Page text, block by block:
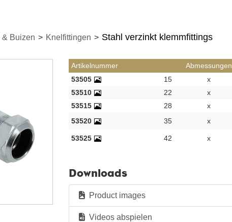
& Buizen > Knelfittingen > Stahl verzinkt klemmfittings
Artikelnummer
Abmessungen
53505
15 x
53510
22 x
53515
28 x
53520
35 x
53525 42 x
Downloads
Product images
Videos abspielen